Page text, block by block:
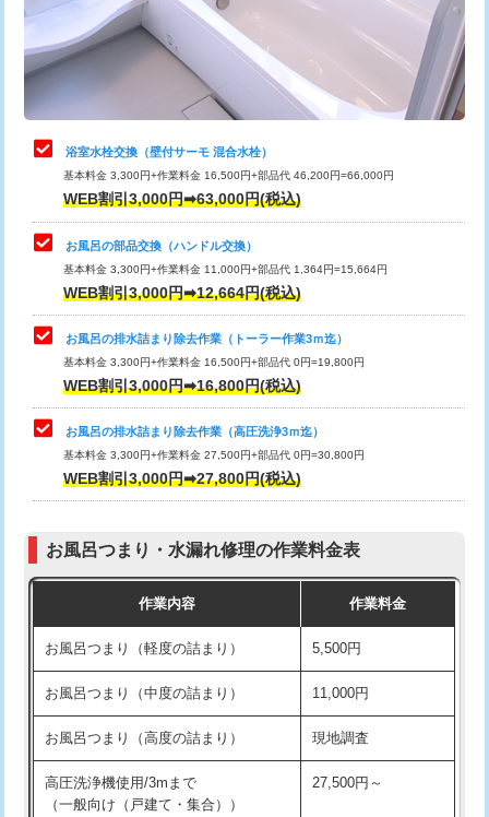
桝清掃 8,800円
止水・漏水調査・防水処理・清掃・修
理・調整・分解・加工など（軽作業）
止水・漏水調査・防水処理・清掃・修
理・調整・分解・加工など（中作業）
22,000円
止水・漏水調査・防水処理・清掃・修
理・調整・分解・加工など（重作業）
33,000円
トイレタンク脱着
トイレ便器脱着
タンクレストイレ脱着 33,000円
小便器トイレ脱着
その他部品の脱着 8,800円～
交換・取付（タンク）
交換・取付（普通便座） 11,000円+材料費
交換・取付（温水洗浄便座） 16,500円+材料費
交換・取付(単水栓（壁付・デッキ
式）)
13,200円+材料費
交換・取付(混合水栓（壁付・デッキ
式・ワンホール）)
16,500円+材料費
交換・取付(排水栓・排水トラップ
（P/S/ポップアップ））
22,000円+材料費
浴室水栓交換（壁付サーモ 混合水栓）
基本料金 3,300円+作業料金 16,500円+部品代 46,200円=66,000円
WEB割引3,000円➡63,000円(税込)
お風呂の部品交換（ハンドル交換）
基本料金 3,300円+作業料金 11,000円+部品代 1,364円=15,664円
WEB割引3,000円➡12,664円(税込)
お風呂の排水詰まり除去作業（トーラー作業3ｍ迄）
基本料金 3,300円+作業料金 16,500円+部品代 0円=19,800円
WEB割引3,000円➡16,800円(税込)
お風呂の排水詰まり除去作業（高圧洗浄3ｍ迄）
基本料金 3,300円+作業料金 27,500円+部品代 0円=30,800円
WEB割引3,000円➡27,800円(税込)
お風呂つまり・水漏れ修理の作業料金表
作業内容 作業料金
お風呂つまり（軽度の詰まり） 5,500円
お風呂つまり（中度の詰まり） 11,000円
お風呂つまり（高度の詰まり） 現地調査
高圧洗浄機使用/3mまで
（一般向け（戸建て・集合））
27,500円～